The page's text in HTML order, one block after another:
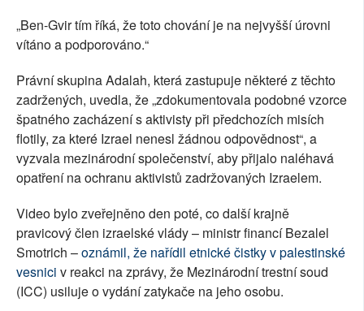
„Ben-Gvir tím říká, že toto chování je na nejvyšší úrovni
vítáno a podporováno.“
Právní skupina Adalah, která zastupuje některé z těchto
zadržených, uvedla, že „zdokumentovala podobné vzorce
špatného zacházení s aktivisty při předchozích misích
flotily, za které Izrael nenesl žádnou odpovědnost“, a
vyzvala mezinárodní společenství, aby přijalo naléhavá
opatření na ochranu aktivistů zadržovaných Izraelem.
Video bylo zveřejněno den poté, co další krajně
pravicový člen izraelské vlády – ministr financí Bezalel
Smotrich –oznámil, že nařídil etnické čistky v palestinské
vesnici v reakci na zprávy, že Mezinárodní trestní soud
(ICC) usiluje o vydání zatykače na jeho osobu.